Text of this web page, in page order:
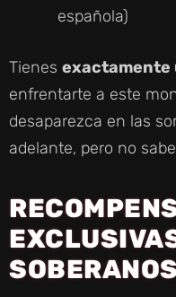
española)
Tienes exactamente
enfrentarte a este
desaparezca en las
adelante, pero no
SOBERANOS